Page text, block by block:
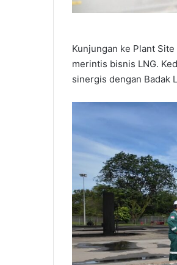
Kunjungan ke Plant
merintis bisnis LNG.
sinergis dengan Badak